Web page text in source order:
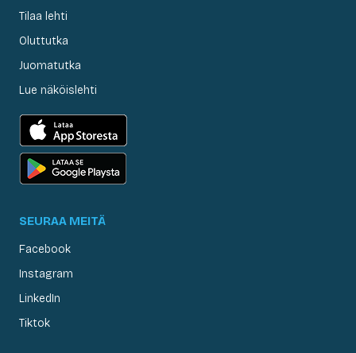
Tilaa lehti
Oluttutka
Juomatutka
Lue näköislehti
SEURAA MEITÄ
Facebook
Instagram
LinkedIn
Tiktok